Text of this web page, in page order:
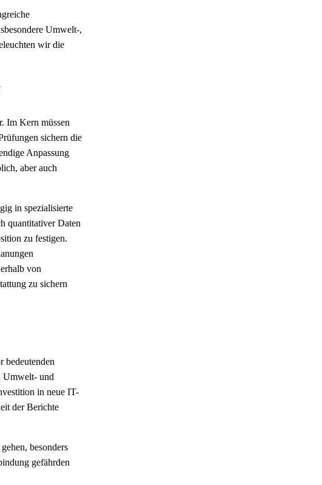
Umwelt-,
wir die
Im Kern müssen
sichern die
Anpassung
aber auch
in spezialisierte
quantitativer Daten
zu festigen.
von
zu sichern
bedeutenden
Umwelt- und
in neue IT-
der Berichte
besonders
gefährden